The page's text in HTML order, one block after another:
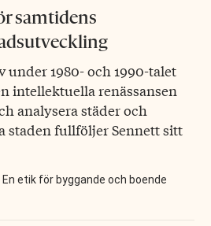
samtidens
under 1980- och 1990-talet
intellektuella renässansen
analysera städer och
staden fullföljer Sennett sitt
etik för byggande och boende